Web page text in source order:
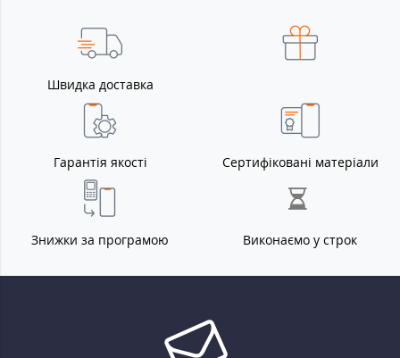
Швидка доставка
Гарантія якості Сертифіковані матеріали
Знижки за програмою Виконаємо у строк